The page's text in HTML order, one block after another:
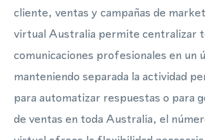
cliente, ventas y campañas de
virtual Australia permite centralizar
comunicaciones profesionales en un
manteniendo separada la actividad
para automatizar respuestas o para
de ventas en toda Australia, el